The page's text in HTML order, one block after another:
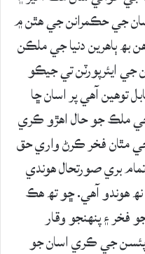
جي حڪمرانن جي ھٿن ۾
ٻاھرين دنيا جي ملڪن
جي ايئرپورٽن تي جيڪو
توھين آھي پر اسان ڇا
ملڪ جو حال اھڙو ڪري
مٿان فخر ڪرڻ واري حق
بري صورتحال ھوندي
ھوندو آھي. ڇو تھ ھڪ
فخر ۽ پنھنجو وقار
جي ڪري اسان جو